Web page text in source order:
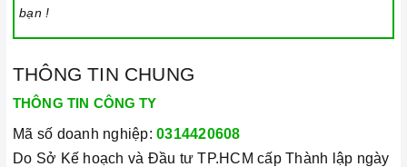
Bước 2:
địa chỉ của khách để kiểm tra và "bắt mạch" chính xác lỗi
sản phẩm.
Bước 3:Chuyên viên báo lại chính xác tình trạng lỗi cho
và linh kiện thay thế chính hãng.
bạn !
THÔNG TIN CHUNG
THÔNG TIN CÔNG TY
Mã số doanh nghiệp: 0314420608
Do Sở Kế hoạch và Đầu tư TP.HCM cấp Thành lập ngày